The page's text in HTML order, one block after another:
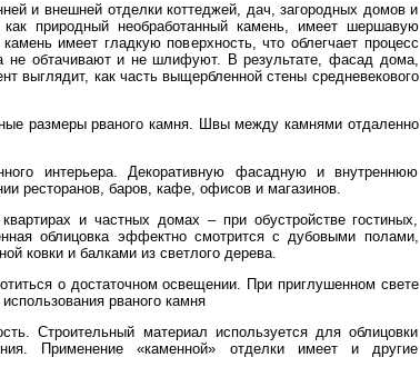
и внешней отделки коттеджей, дач, загородных домов и
природный необработанный камень, имеет шершавую
имеет гладкую поверхность, что облегчает процесс
не обтачивают и не шлифуют. В результате, фасад дома,
выглядит, как часть выщербленной стены средневекового
размеры рваного камня. Швы между камнями отдаленно
интерьера. Декоративную фасадную и внутреннюю
ресторанов, баров, кафе, офисов и магазинов.
и частных домах – при обустройстве гостиных,
облицовка эффектно смотрится с дубовыми полами,
ковки и балками из светлого дерева.
о достаточном освещении. При приглушенном свете
рваного камня
Строительный материал используется для облицовки
Применение «каменной» отделки имеет и другие